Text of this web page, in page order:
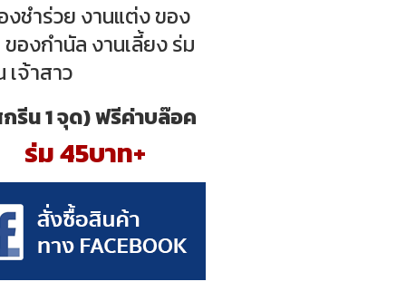
งชำร่วย งานแต่ง ของ
องกำนัล งานเลี้ยง ร่ม
เจ้าสาว
รีน 1 จุด) ฟรีค่าบล๊อค
ร่ม 45บาท+